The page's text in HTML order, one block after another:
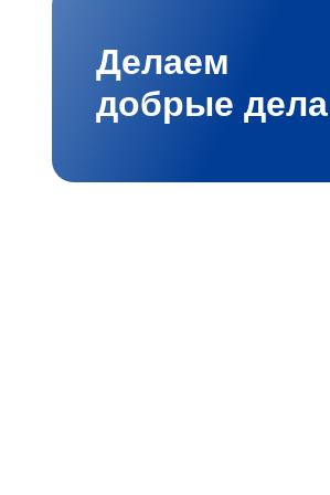
Делаем
добрые дела